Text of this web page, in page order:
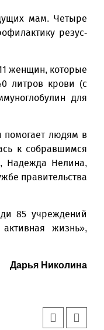
мам. Четыре
резус-
женщин, которые
литров крови (с
для
помогает людям в
к собравшимся
Надежда Нелина,
правительства
85 учреждений
жизнь»,
Дарья Николина